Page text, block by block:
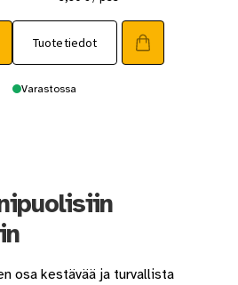
Tuotetiedot
Varastossa
osa kestävää ja turvallista